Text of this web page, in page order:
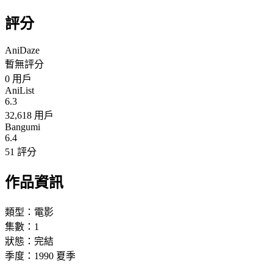
評分
AniDaze
暫無評分
0 用戶
AniList
6.3
32,618 用戶
Bangumi
6.4
51 評分
作品資訊
類型： 電影
集數： 1
狀態： 完結
季度： 1990 夏季